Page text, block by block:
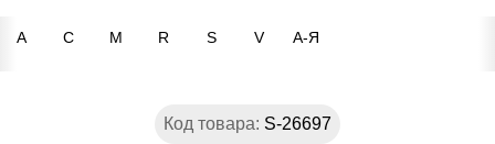
A C M R S V А-Я
Код товара: S-26697